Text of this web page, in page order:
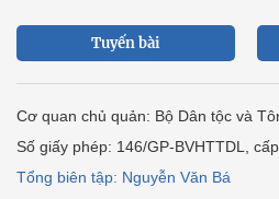
Tuyến bài
Cơ quan chủ quản: Bộ Dân tộc và
Số giấy phép: 146/GP-BVHTTDL,
Tổng biên tập: Nguyễn Văn Bá